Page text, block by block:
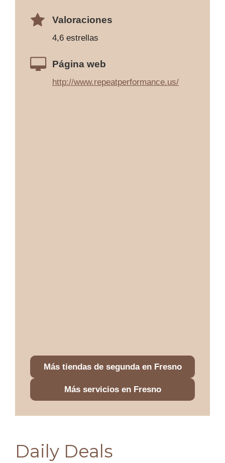
Valoraciones
4,6 estrellas
Página web
http://www.repeatperformance.us/
Más tiendas de segunda en Fresno
Más servicios en Fresno
Daily Deals